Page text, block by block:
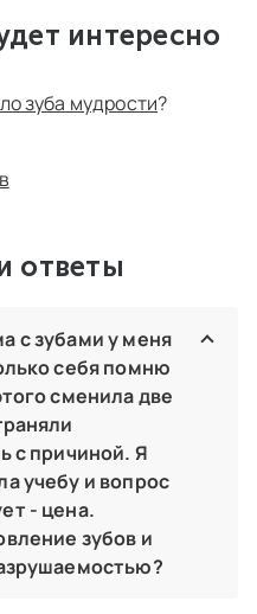
интересно
зуба мудрости?
ответы
с зубами у меня
себя помню
сменила две
с причиной. Я
учебу и вопрос
- цена.
зубов и